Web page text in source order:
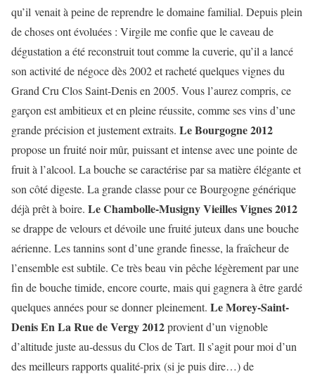
qu’il venait à peine de reprendre le domaine familial. Depuis plein
de choses ont évoluées : Virgile me confie que le caveau de
dégustation a été reconstruit tout comme la cuverie, qu’il a lancé
son activité de négoce dès 2002 et racheté quelques vignes du
Grand Cru Clos Saint-Denis en 2005. Vous l’aurez compris, ce
garçon est ambitieux et en pleine réussite, comme ses vins d’une
grande précision et justement extraits. Le Bourgogne 2012
propose un fruité noir mûr, puissant et intense avec une pointe de
fruit à l’alcool. La bouche se caractérise par sa matière élégante et
son côté digeste. La grande classe pour ce Bourgogne générique
déjà prêt à boire. Le Chambolle-Musigny Vieilles Vignes 2012
se drappe de velours et dévoile une fruité juteux dans une bouche
aérienne. Les tannins sont d’une grande finesse, la fraîcheur de
l’ensemble est subtile. Ce très beau vin pêche légèrement par une
fin de bouche timide, encore courte, mais qui gagnera à être gardé
quelques années pour se donner pleinement. Le Morey-Saint-
Denis En La Rue de Vergy 2012provient d’un vignoble
d’altitude juste au-dessus du Clos de Tart. Il s’agit pour moi d’un
des meilleurs rapports qualité-prix (si je puis dire…) de